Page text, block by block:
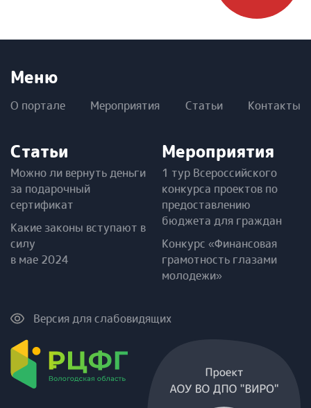
Меню
О портале Мероприятия Статьи Контакты
Статьи
Можно ли вернуть деньги
за подарочный
сертификат
Какие законы вступают в
силу
в мае 2024
Мероприятия
1 тур Всероссийского
конкурса проектов по
предоставлению
бюджета для граждан
Конкурс «Финансовая
грамотность глазами
молодежи»
Версия для слабовидящих